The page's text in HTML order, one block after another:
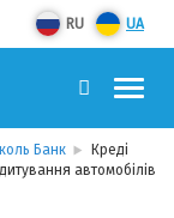
RU UA
Банк
Креді
автомобілів